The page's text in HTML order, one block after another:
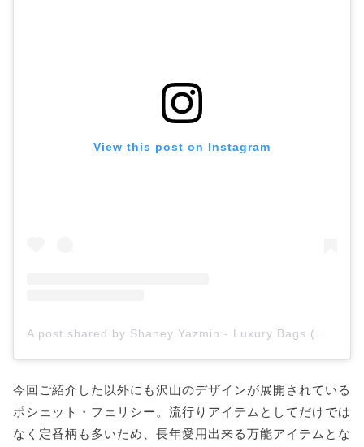
View this post on Instagram
今回ご紹介した以外にも沢山のデザインが展開されている
ポシェット・フェリシー。流行りアイテムとしてだけでは
なく定番柄も多いため、長年愛用出来る万能アイテムとな